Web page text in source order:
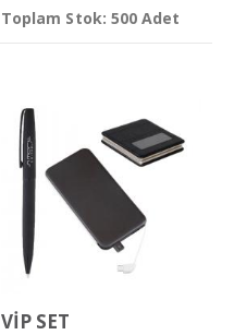
Toplam Stok: 500 Adet
VİP SET